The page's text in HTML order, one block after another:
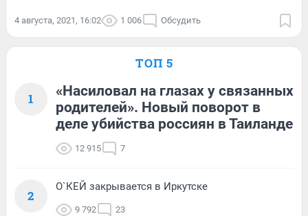
4 августа, 2021, 16:02 1 006 Обсудить
ТОП 5
1
«Насиловал на глазах у связанных
родителей». Новый поворот в
деле убийства россиян в Таиланде
12 915 7
2
О`КЕЙ закрывается в Иркутске
9 792 23